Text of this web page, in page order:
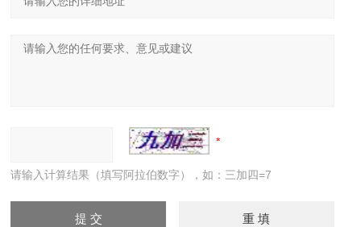
请输入计算结果（填写阿拉伯数字），如：三加四=7